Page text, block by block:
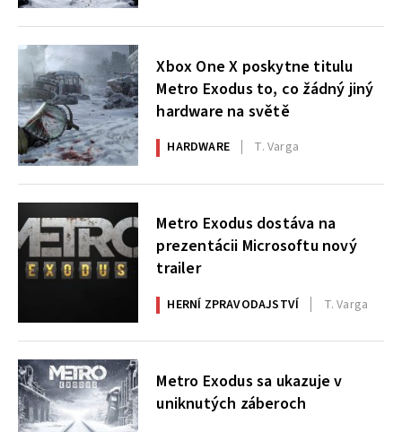
Xbox One X poskytne titulu
Metro Exodus to, co žádný jiný
hardware na světě
HARDWARE T. Varga
Metro Exodus dostáva na
prezentácii Microsoftu nový
trailer
HERNÍ ZPRAVODAJSTVÍ T. Varga
Metro Exodus sa ukazuje v
uniknutých záberoch